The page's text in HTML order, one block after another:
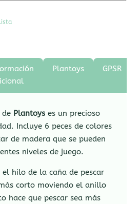
Plantoys GPSR
de Plantoys es un precioso
Incluye 6 peces de colores
de madera que se pueden
niveles de juego.
el hilo de la caña de pescar
corto moviendo el anillo
hace que pescar sea más